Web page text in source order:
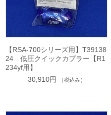
【RSA-700シリーズ用】T39138
24 低圧クイックカプラー【R1
234yf用】
30,910円
（税込み）